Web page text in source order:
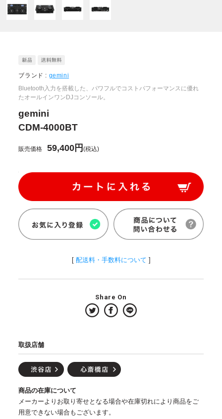
ブランド : gemini
Bluetooth入力を搭載した、パワフルでコストパフォーマンスに優れ
たオールインワンDJコンソール。
gemini
CDM-4000BT
販売価格 59,400円(税込)
[ 配送料・手数料について ]
Share On
取扱店舗
商品の在庫について
メーカーよりお取り寄せとなる場合や在庫切れにより商品をご
用意できない場合もございます。